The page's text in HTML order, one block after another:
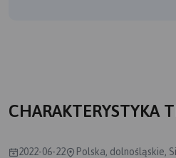
CHARAKTERYSTYKA
2022-06-22 Polska, dolnośląskie,